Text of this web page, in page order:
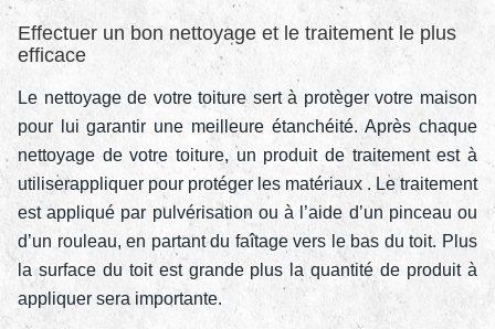
Effectuer un bon nettoyage et le traitement le plus
efficace
Le nettoyage de votre toiture sert à protèger votre maison
pour lui garantir une meilleure étanchéité. Après chaque
nettoyage de votre toiture, un produit de traitement est à
utiliserappliquer pour protéger les matériaux . Le traitement
est appliqué par pulvérisation ou à l’aide d’un pinceau ou
d’un rouleau, en partant du faîtage vers le bas du toit. Plus
la surface du toit est grande plus la quantité de produit à
appliquer sera importante.